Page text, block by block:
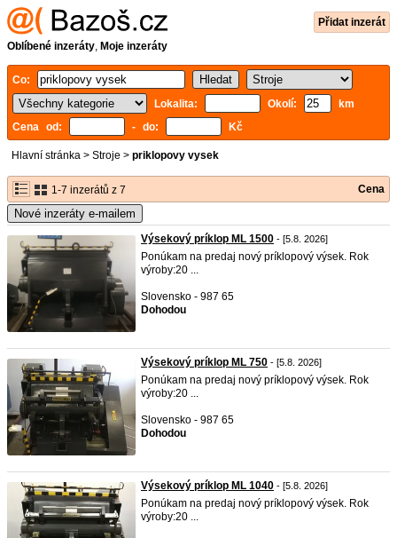
Přidat inzerát
Oblíbené inzeráty, Moje inzeráty
Co:
Lokalita:
Okolí:
km
Cena od:
- do: Kč
Hlavní stránka > Stroje > priklopovy vysek
1-7 inzerátů z 7 Cena
Nové inzeráty e-mailem
Výsekový príklop ML 1500 - [5.8. 2026]
Ponúkam na predaj nový príklopový výsek. Rok
výroby:20 ...
Slovensko - 987 65
Dohodou
Výsekový príklop ML 750 - [5.8. 2026]
Ponúkam na predaj nový príklopový výsek. Rok
výroby:20 ...
Slovensko - 987 65
Dohodou
Výsekový príklop ML 1040 - [5.8. 2026]
Ponúkam na predaj nový príklopový výsek. Rok
výroby:20 ...